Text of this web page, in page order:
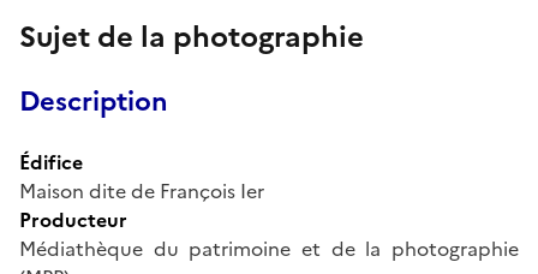
Sujet de la photographie
Description
Édifice
Maison dite de François Ier
Producteur
Médiathèque du patrimoine et de la photographie